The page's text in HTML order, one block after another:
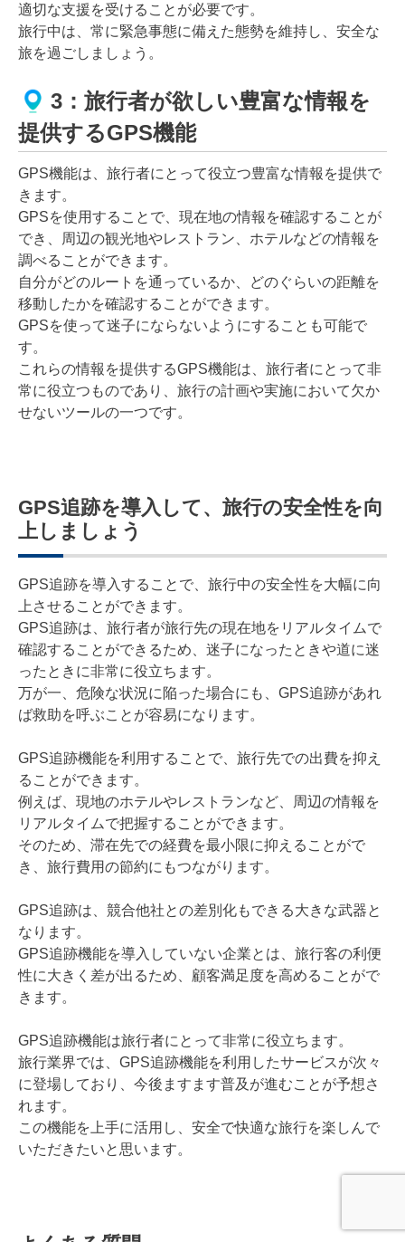
適切な支援を受けることが必要です。
旅行中は、常に緊急事態に備えた態勢を維持し、安全な
旅を過ごしましょう。
3：旅行者が欲しい豊富な情報を
提供するGPS機能
GPS機能は、旅行者にとって役立つ豊富な情報を提供で
きます。
GPSを使用することで、現在地の情報を確認することが
でき、周辺の観光地やレストラン、ホテルなどの情報を
調べることができます。
自分がどのルートを通っているか、どのぐらいの距離を
移動したかを確認することができます。
GPSを使って迷子にならないようにすることも可能で
す。
これらの情報を提供するGPS機能は、旅行者にとって非
常に役立つものであり、旅行の計画や実施において欠か
せないツールの一つです。
GPS追跡を導入して、旅行の安全性を向
上しましょう
GPS追跡を導入することで、旅行中の安全性を大幅に向
上させることができます。
GPS追跡は、旅行者が旅行先の現在地をリアルタイムで
確認することができるため、迷子になったときや道に迷
ったときに非常に役立ちます。
万が一、危険な状況に陥った場合にも、GPS追跡があれ
ば救助を呼ぶことが容易になります。
GPS追跡機能を利用することで、旅行先での出費を抑え
ることができます。
例えば、現地のホテルやレストランなど、周辺の情報を
リアルタイムで把握することができます。
そのため、滞在先での経費を最小限に抑えることがで
き、旅行費用の節約にもつながります。
GPS追跡は、競合他社との差別化もできる大きな武器と
なります。
GPS追跡機能を導入していない企業とは、旅行客の利便
性に大きく差が出るため、顧客満足度を高めることがで
きます。
GPS追跡機能は旅行者にとって非常に役立ちます。
旅行業界では、GPS追跡機能を利用したサービスが次々
に登場しており、今後ますます普及が進むことが予想さ
れます。
この機能を上手に活用し、安全で快適な旅行を楽しんで
いただきたいと思います。